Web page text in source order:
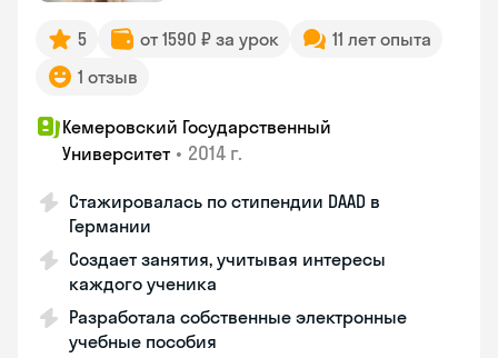
5 от 1590 ₽ за урок
11 лет опыта
1 отзыв
Кемеровский Государственный
Университет • 2014 г.
Стажировалась по стипендии DAAD в
Германии
Создает занятия, учитывая интересы
каждого ученика
Разработала собственные электронные
учебные пособия